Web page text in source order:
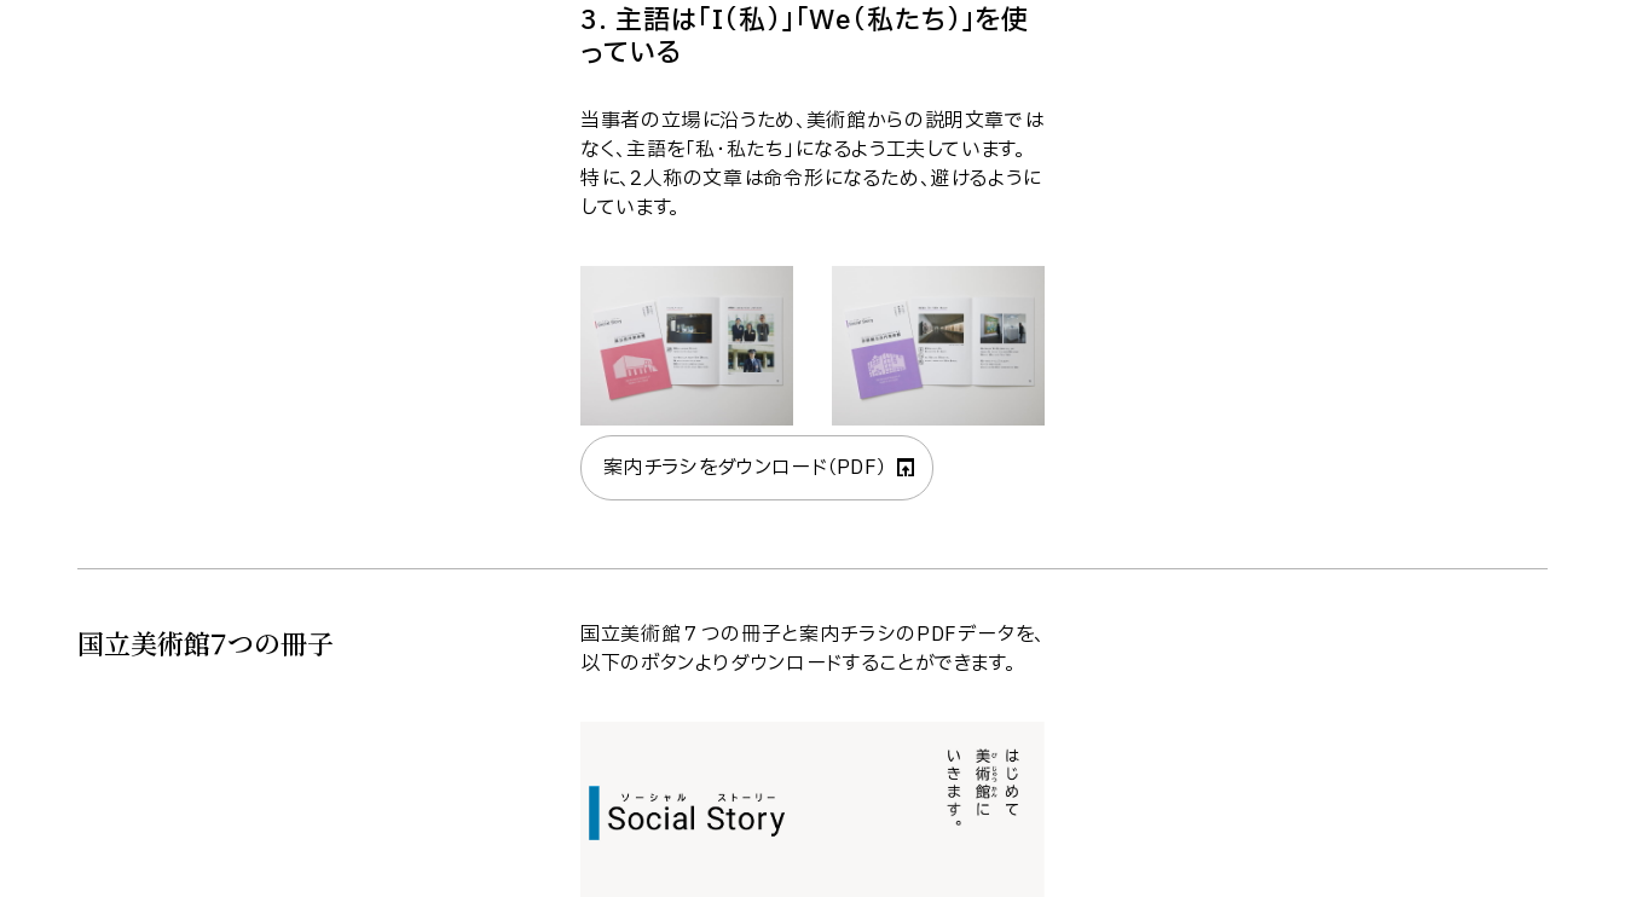
3. 主語は「I（私）」「We（私たち）」を使
っている
当事者の立場に沿うため、美術館からの説明文章では
なく、主語を「私・私たち」になるよう工夫しています。
特に、2人称の文章は命令形になるため、避けるように
しています。
案内チラシをダウンロード（PDF）
国立美術館７つの冊子
国立美術館７つの冊子と案内チラシのPDFデータを、
以下のボタンよりダウンロードすることができます。